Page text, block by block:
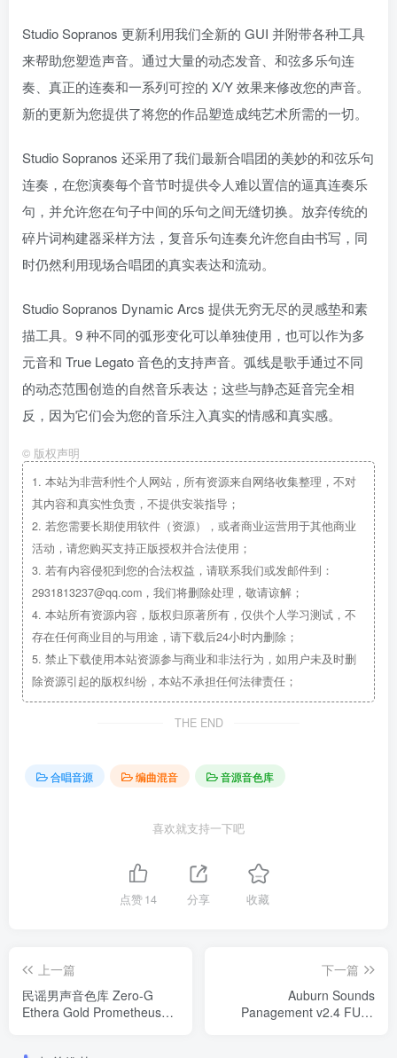
Studio Sopranos 更新利用我们全新的 GUI 并附带各种工具
来帮助您塑造声音。通过大量的动态发音、和弦多乐句连
奏、真正的连奏和一系列可控的 X/Y 效果来修改您的声音。
新的更新为您提供了将您的作品塑造成纯艺术所需的一切。
Studio Sopranos 还采用了我们最新合唱团的美妙的和弦乐句
连奏，在您演奏每个音节时提供令人难以置信的逼真连奏乐
句，并允许您在句子中间的乐句之间无缝切换。放弃传统的
碎片词构建器采样方法，复音乐句连奏允许您自由书写，同
时仍然利用现场合唱团的真实表达和流动。
Studio Sopranos Dynamic Arcs 提供无穷无尽的灵感垫和素
描工具。9 种不同的弧形变化可以单独使用，也可以作为多
元音和 True Legato 音色的支持声音。弧线是歌手通过不同
的动态范围创造的自然音乐表达；这些与静态延音完全相
反，因为它们会为您的音乐注入真实的情感和真实感。
© 版权声明
1. 本站为非营利性个人网站，所有资源来自网络收集整理，不对
其内容和真实性负责，不提供安装指导；
2. 若您需要长期使用软件（资源），或者商业运营用于其他商业
活动，请您购买支持正版授权并合法使用；
3. 若有内容侵犯到您的合法权益，请联系我们或发邮件到：
2931813237@qq.com，我们将删除处理，敬请谅解；
4. 本站所有资源内容，版权归原著所有，仅供个人学习测试，不
存在任何商业目的与用途，请下载后24小时内删除；
5. 禁止下载使用本站资源参与商业和非法行为，如用户未及时删
除资源引起的版权纠纷，本站不承担任何法律责任；
THE END
合唱音源 编曲混音 音源音色库
喜欢就支持一下吧
点赞14 分享 收藏
上一篇
民谣男声音色库 Zero-G
Ethera Gold Prometheus
下一篇
Auburn Sounds
Panagement v2.4 FULL